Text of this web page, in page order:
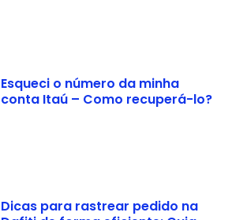
Esqueci o número da minha
conta Itaú – Como recuperá-lo?
Dicas para rastrear pedido na